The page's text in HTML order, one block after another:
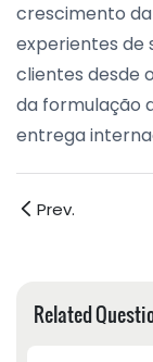
crescimento
experientes de
clientes desde
da formulação
entrega
Prev.
Related